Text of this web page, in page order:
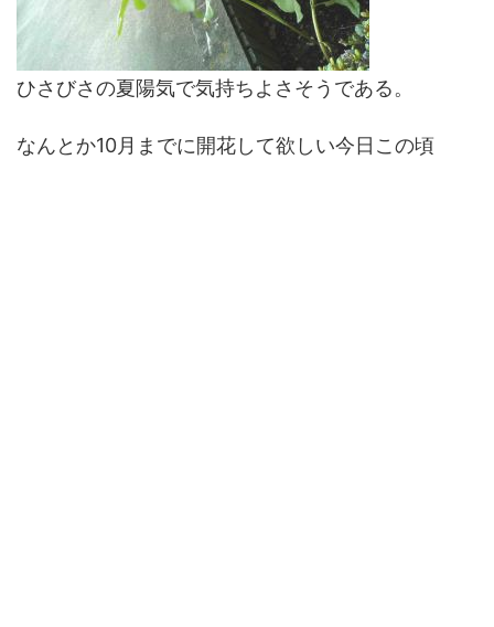
ひさびさの夏陽気で気持ちよさそうである。
なんとか10月までに開花して欲しい今日この頃